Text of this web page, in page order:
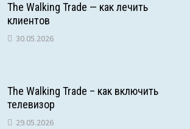
The Walking Trade — как лечить
клиентов
30.05.2026
The Walking Trade – как включить
телевизор
29.05.2026